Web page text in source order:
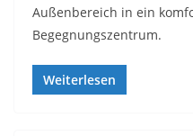
Außenbereich in ein
Begegnungszentrum.
Weiterlesen